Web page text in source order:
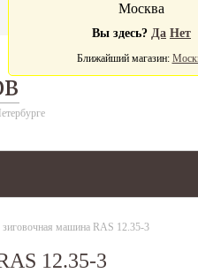
Москва
Вы здесь? Да Нет
Ближайший магазин:
зиговочная машина RAS 12.35-3
12.35-3